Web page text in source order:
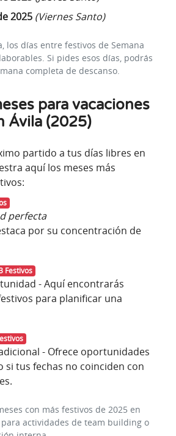
2025 (Viernes Santo)
los días entre festivos de Semana
Si pides esos días, podrás
completa de descanso.
para vacaciones
Ávila (2025)
partido a tus días libres en
aquí los meses más
perfecta
por su concentración de
Festivos
- Aquí encontrarás
para planificar una
- Ofrece oportunidades
si tus fechas no coinciden con
con más festivos de 2025 en
actividades de team building o